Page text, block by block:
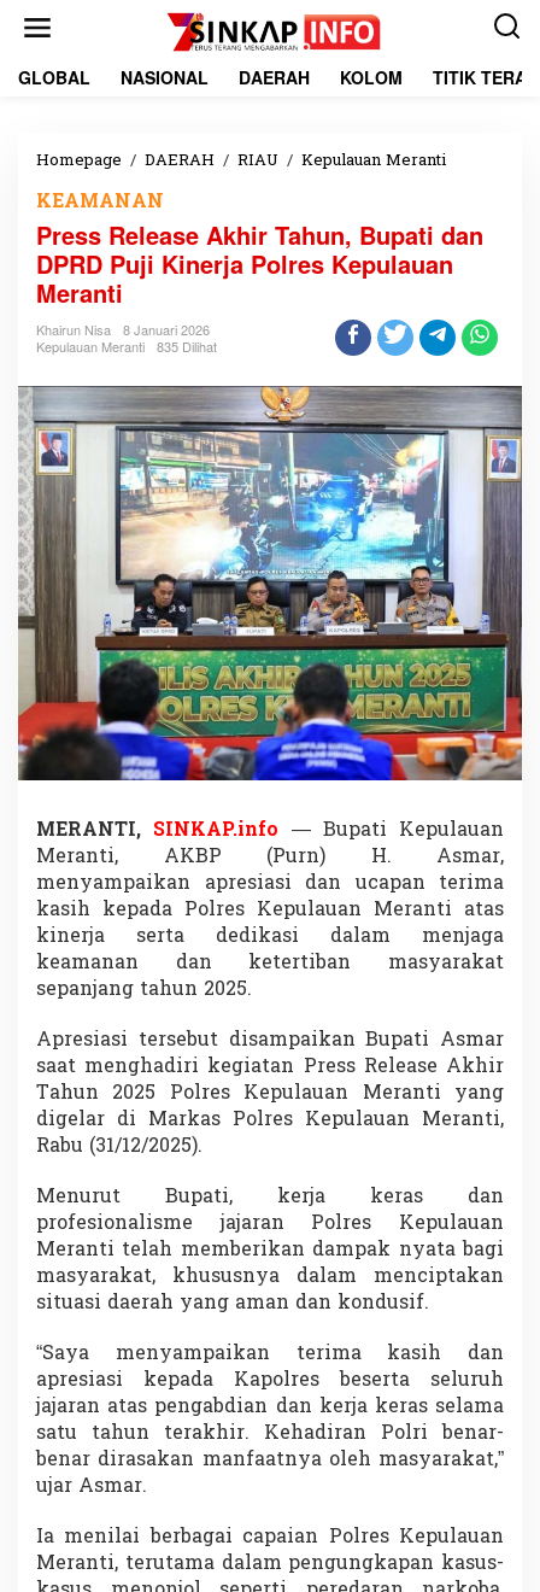
GLOBAL NASIONAL DAERAH KOLOM TITIK
Homepage / DAERAH / RIAU / Kepulauan Meranti
s
s
R
e
a
e
A
k
h
i
u
n
,
B
u
p
a
t
i
n
D
P
R
D
P
u
K
n
r
l
r
e
s
u
l
a
u
a
e
r
a
KEAMANAN
Press Release Akhir Tahun, Bupati dan
DPRD Puji Kinerja Polres Kepulauan
Meranti
Khairun Nisa
8 Januari 2026
Kepulauan Meranti
835 Dilihat
MERANTI, SINKAP.info — Bupati Kepulauan
Meranti, AKBP (Purn) H. Asmar,
menyampaikan apresiasi dan ucapan terima
kasih kepada Polres Kepulauan Meranti atas
kinerja serta dedikasi dalam menjaga
keamanan dan ketertiban masyarakat
sepanjang tahun 2025.
Apresiasi tersebut disampaikan Bupati Asmar
saat menghadiri kegiatan Press Release Akhir
Tahun 2025 Polres Kepulauan Meranti yang
digelar di Markas Polres Kepulauan Meranti,
Rabu (31/12/2025).
Menurut Bupati, kerja keras dan
profesionalisme jajaran Polres Kepulauan
Meranti telah memberikan dampak nyata bagi
masyarakat, khususnya dalam menciptakan
situasi daerah yang aman dan kondusif.
“Saya menyampaikan terima kasih dan
apresiasi kepada Kapolres beserta seluruh
jajaran atas pengabdian dan kerja keras selama
satu tahun terakhir. Kehadiran Polri benar-
benar dirasakan manfaatnya oleh masyarakat,”
ujar Asmar.
Ia menilai berbagai capaian Polres Kepulauan
Meranti, terutama dalam pengungkapan kasus-